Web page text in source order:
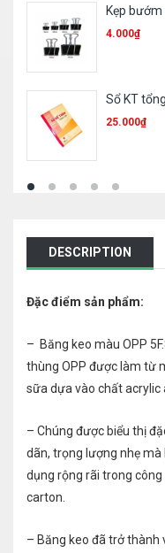
File 2
16.000
Túi E355
2.800₫
DESCRIPTION
Đặc điểm sản phẩm:
– Băng keo màu OPP
thùng OPP được làm từ
sữa dựa vào chất acrylic
– Chúng được biểu thị
dãn, trọng lượng nhẹ
dụng rộng rãi trong
carton.
– Băng keo đã trở thành